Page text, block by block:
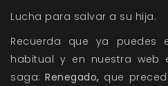
Lucha para salvar a su hija.
Recuerda que ya puedes
habitual y en nuestra web
saga:Renegado, que